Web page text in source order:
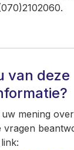
van deze
mening
vragen